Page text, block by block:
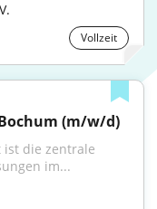
Vollzeit
(m/w/d)
ist die zentrale
im...